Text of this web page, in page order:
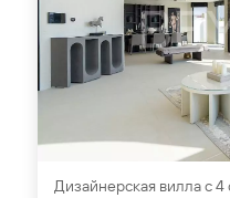
Дизайнерская вилла с